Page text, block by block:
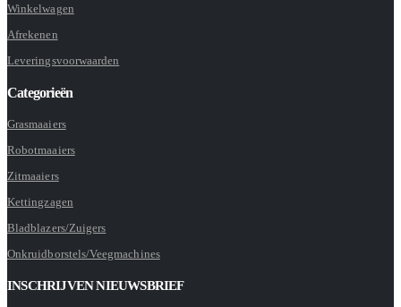
Winkelwagen
Afrekenen
Leveringsvoorwaarden
Categorieën
Grasmaaiers
Robotmaaiers
Zitmaaiers
Kettingzagen
Bladblazers/Zuigers
Onkruidborstels/Veegmachines
INSCHRIJVEN NIEUWSBRIEF